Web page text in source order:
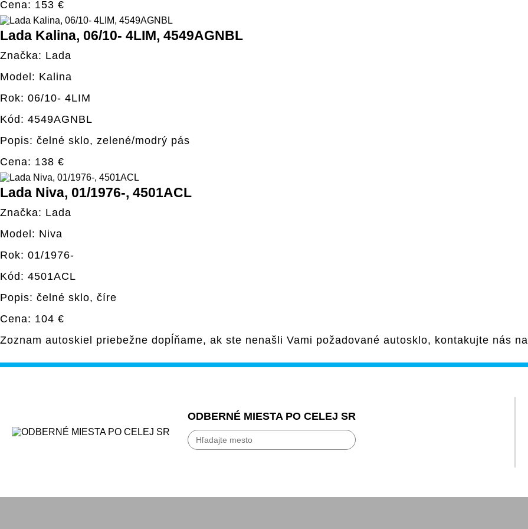
Cena: 153 €
Lada Kalina, 06/10- 4LIM, 4549AGNBL
Značka: Lada
Model: Kalina
Rok: 06/10- 4LIM
Kód: 4549AGNBL
Popis: čelné sklo, zelené/modrý pás
Cena: 138 €
Lada Niva, 01/1976-, 4501ACL
Značka: Lada
Model: Niva
Rok: 01/1976-
Kód: 4501ACL
Popis: čelné sklo, číre
Cena: 104 €
Zoznam autoskiel priebežne dopĺňame, ak ste nenašli Vami požadované autosklo, kontakujte nás na
ODBERNÉ MIESTA PO CELEJ SR